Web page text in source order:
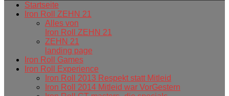
Startseite
Iron Roll ZEHN 21
Alles von
Iron Roll ZEHN 21
ZEHN 21
landing page
Iron Roll Games
Iron Roll Experience
Iron Roll 2013 Respekt statt Mitleid
Iron Roll 2014 Mitleid war VorGestern